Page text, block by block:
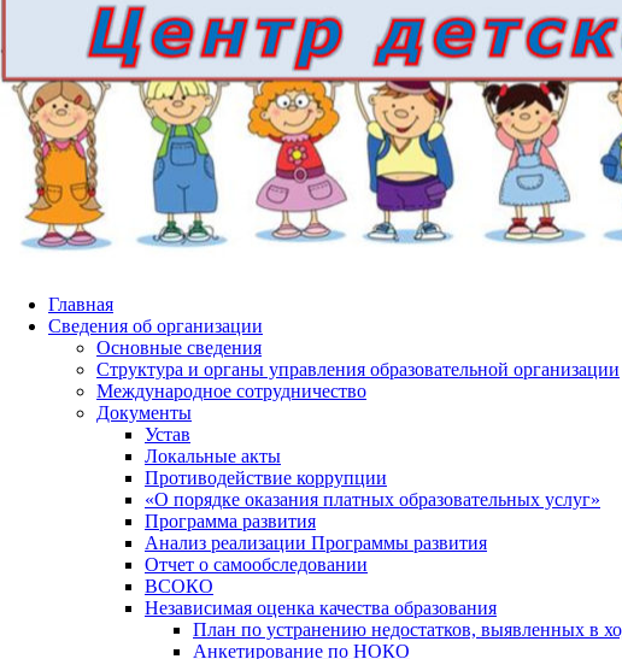
Главная
Сведения об организации
Основные сведения
Структура и органы управления образовательной организации
Международное сотрудничество
Документы
Устав
Локальные акты
Противодействие коррупции
«О порядке оказания платных образовательных услуг»
Программа развития
Анализ реализации Программы развития
Отчет о самообследовании
ВСОКО
Независимая оценка качества образования
План по устранению недостатков, выявленных в
Анкетирование по НОКО